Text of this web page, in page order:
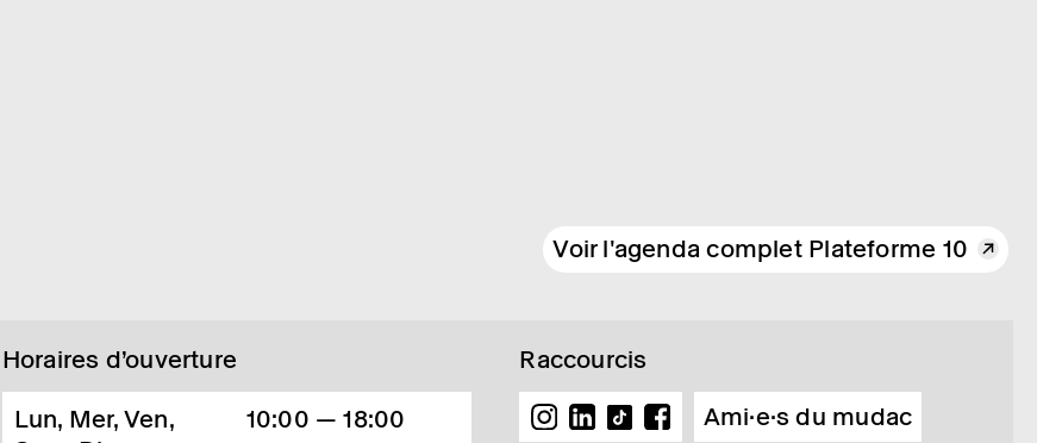
Voir l'agenda complet Plateforme 10
Horaires d’ouverture
Lun, Mer, Ven,
10:00 — 18:00
Raccourcis
Ami·e·s du mudac